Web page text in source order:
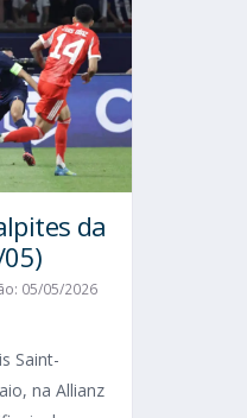
da
05/05/2026
Saint-
na Allianz